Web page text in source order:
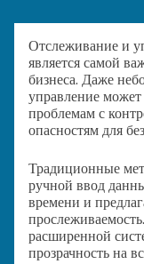
Отслеживание и
является самой
бизнеса. Даже
управление
проблемам с
опасностям для
Традиционные
ручной ввод
времени и
прослеживаемость.
расширенной
прозрачность на